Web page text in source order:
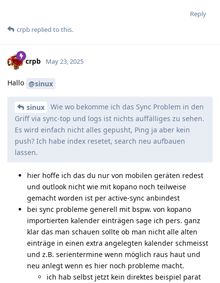
Reply
crpb replied to this.
crpb May 23, 2025
Hallo @sinux
sinux
Wie wo bekomme ich das Sync Problem in den
Griff via sync-top und logs ist nichts auffälliges zu sehen.
Es wird einfach nicht alles gepusht, Ping ja aber kein
push? Ich habe index resetet, search neu aufbauen
lassen.
hier hoffe ich das du nur von mobilen geräten redest
und outlook nicht wie mit kopano noch teilweise
gemacht worden ist per active-sync anbindest
bei sync probleme generell mit bspw. von kopano
importierten kalender einträgen sage ich pers. ganz
klar das man schauen sollte ob man nicht alle alten
einträge in einen extra angelegten kalender schmeisst
und z.B. serientermine wenn möglich raus haut und
neu anlegt wenn es hier noch probleme macht.
ich hab selbst jetzt kein direktes beispiel parat